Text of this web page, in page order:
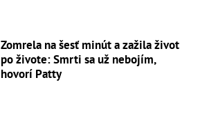
Zomrela na šesť minút a zažila život
po živote: Smrti sa už nebojím,
hovorí Patty